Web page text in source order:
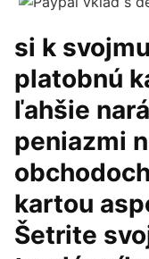
si k
platobnú
ľahšie
peniazmi
kartou
Šetrite